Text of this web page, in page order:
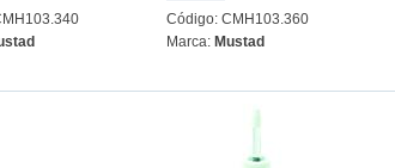
Código: CMH103.360
Marca: Mustad